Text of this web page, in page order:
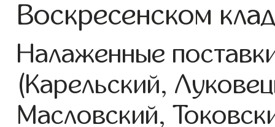
Воскресенском
Налаженные
(Карельский,
Масловский,